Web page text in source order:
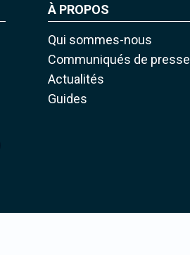
À PROPOS
Qui sommes-nous
Communiqués de presse
Actualités
Guides